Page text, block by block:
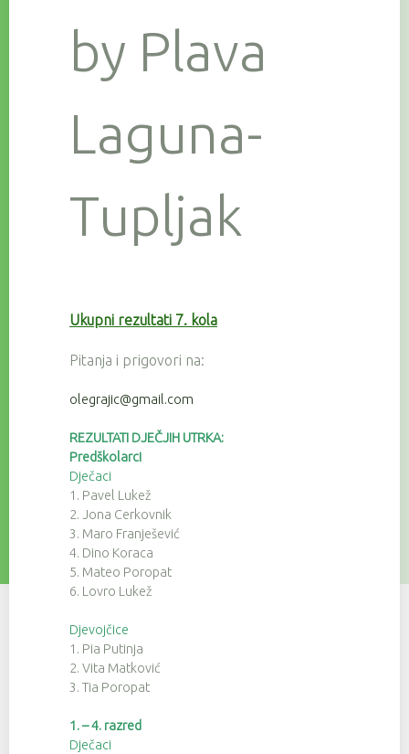
by Plava
Laguna-
Tupljak
Ukupni rezultati 7. kola
Pitanja i prigovori na:
olegrajic@gmail.com
REZULTATI DJEČJIH UTRKA:
Predškolarci
Dječaci
1. Pavel Lukež
2. Jona Cerkovnik
3. Maro Franješević
4. Dino Koraca
5. Mateo Poropat
6. Lovro Lukež
Djevojčice
1. Pia Putinja
2. Vita Matković
3. Tia Poropat
1. – 4. razred
Dječaci